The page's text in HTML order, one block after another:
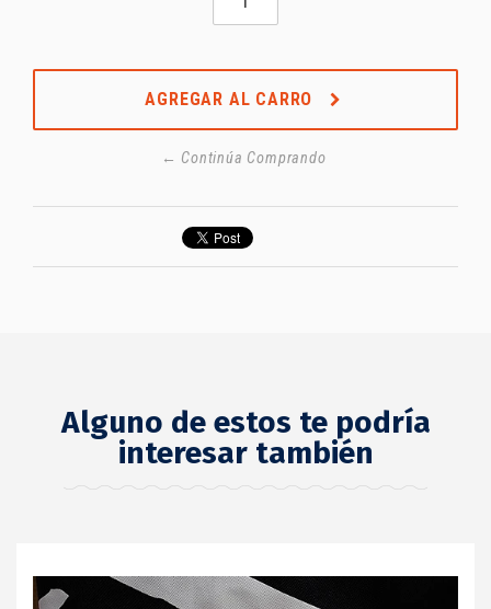
AGREGAR AL CARRO
← Continúa Comprando
Alguno de estos te podría
interesar también